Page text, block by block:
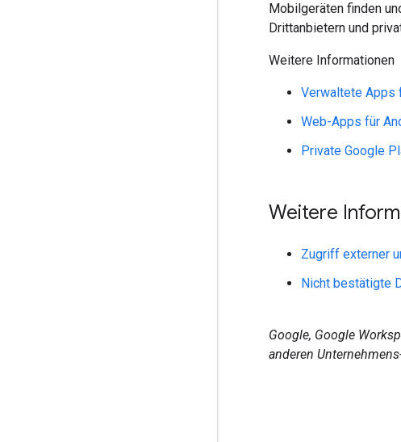
Mobilgeräten finden
Drittanbietern und
Weitere Informationen
Verwaltete Apps
Web-Apps für
Private Google
Weitere
Zugriff externer
Nicht bestätigte
Google, Google
anderen